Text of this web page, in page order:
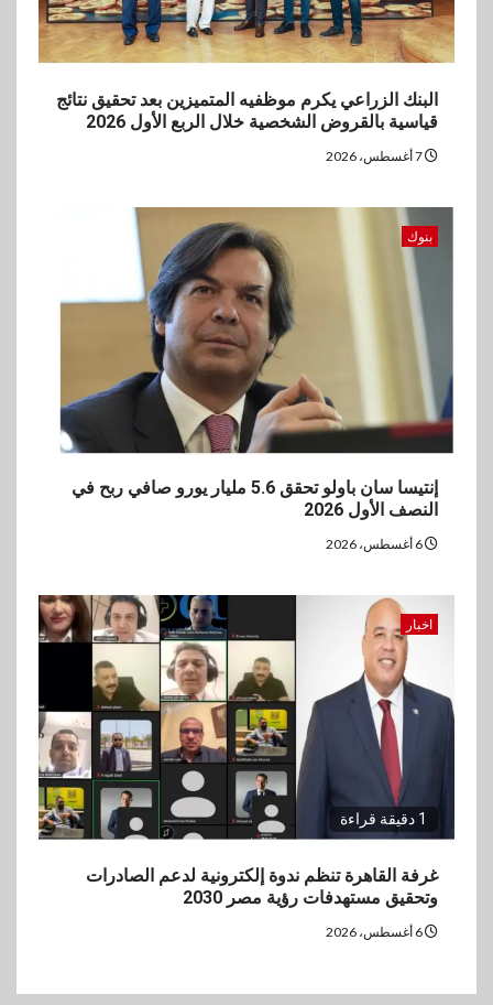
البنك الزراعي يكرم موظفيه المتميزين بعد تحقيق نتائج
قياسية بالقروض الشخصية خلال الربع الأول 2026
بنوك
إنتيسا سان باولو تحقق 5.6 مليار يورو صافي ربح في
النصف الأول 2026
اخبار
1 دقيقة قراءة
غرفة القاهرة تنظم ندوة إلكترونية لدعم الصادرات
وتحقيق مستهدفات رؤية مصر 2030